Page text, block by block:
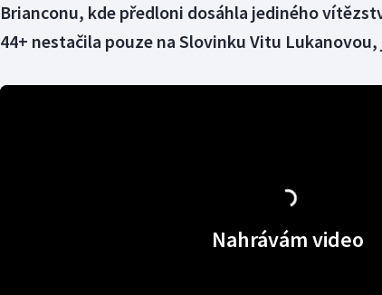
Brianconu, kde předloni dosáhla jediného
44+ nestačila pouze na Slovinku Vitu Lukanovou,
Nahrávám video